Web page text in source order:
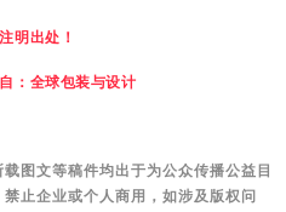
明出处！
：全球包装与设计
图文等稿件均出于为公众传播公益目
止企业或个人商用，如涉及版权问